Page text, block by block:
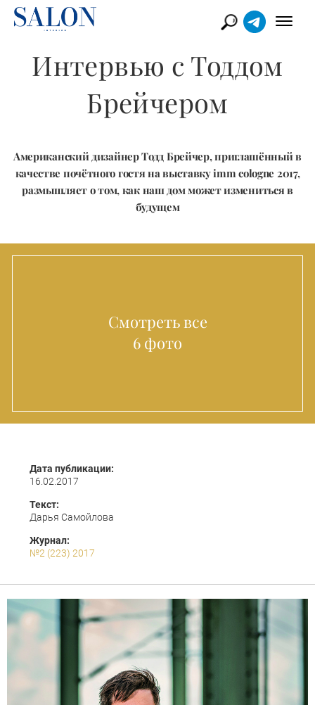
Интервью с Тоддом
Брейчером
Американский дизайнер Тодд Брейчер, приглашённый в
качестве почётного гостя на выставку imm cologne 2017,
размышляет о том, как наш дом может измениться в
будущем
Смотреть все
6 фото
Дата публикации:
16.02.2017
Текст:
Дарья Самойлова
Журнал:
№2 (223) 2017